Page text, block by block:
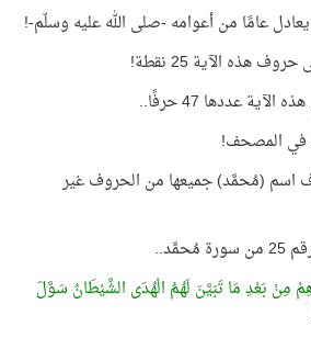
عامًا من أعوامه -صلى الله عليه وسلّم-!
هذه الآية 25 نقطة!
عددها 47 حرفًا..
اسم (مُحمَّد) جميعها من الحروف غير
مِنْ بَعْدِ مَا تَبَيَّنَ لَهُمُ الْهُدَى الشَّيْطَانُ سَوَّلَ